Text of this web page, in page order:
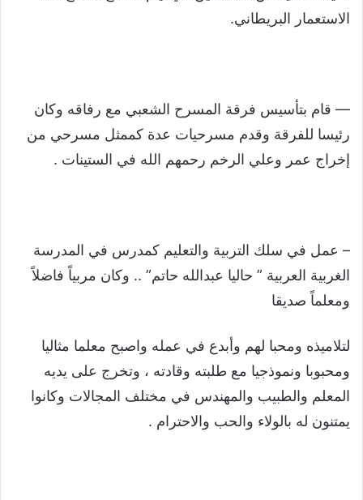
الاستعمار البريطاني.
— قام بتأسيس فرقة المسرح الشعبي مع رفاقه وكان
رئيسا للفرقة وقدم مسرحيات عدة كممثل مسرحي من
إخراج عمر وعلي الرخم رحمهم الله في الستينات .
– عمل في سلك التربية والتعليم كمدرس في المدرسة
الغربية العربية ” حاليا عبدالله حاتم” .. وكان مربياً فاضلاً
ومعلماً صديقا
لتلاميذه ومحبا لهم وأبدع في عمله واصبح معلما مثاليا
ومحبوبا ونموذجيا مع طلبته وقادته ، وتخرج على يديه
المعلم والطبيب والمهندس في مختلف المجالات وكانوا
يمتنون له بالولاء والحب والاحترام .